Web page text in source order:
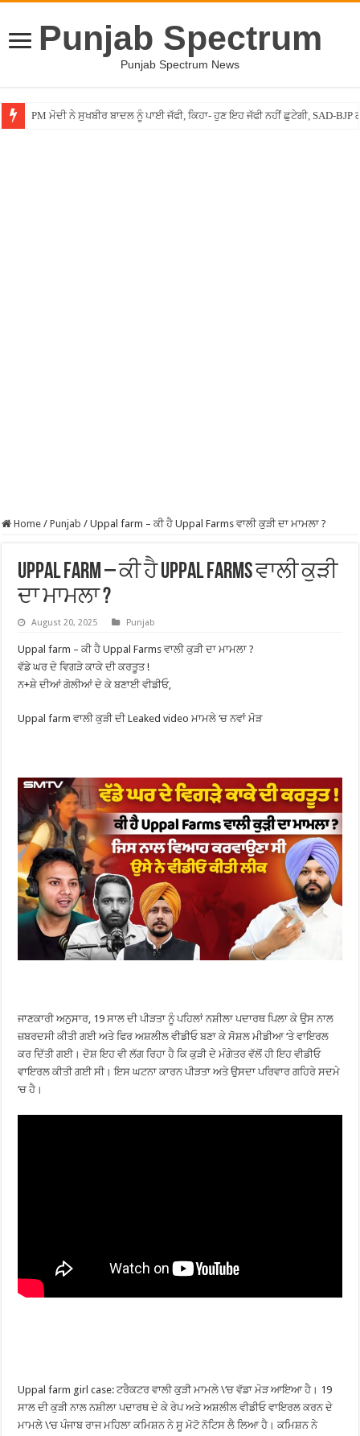
Punjab Spectrum
Punjab Spectrum News
PM ਮੋਦੀ ਨੇ ਸੁਖਬੀਰ ਬਾਦਲ ਨੂੰ ਪਾਈ ਜੱਫੀ, ਕਿਹਾ- ਹੁਣ ਇਹ ਜੱਫੀ ਨਹੀਂ ਛੁਟੇਗੀ, SAD-BJP
ਚੱਲਦੀ ਫਿਲਮ ”ਚ ਕਿਸੇ ਦਾ ਹੋਇਆ ਢਿੱਡ ਖਰਾਬ, ਗੈਸ ਛੱਡਦੇ ਹੀ ਖਾਲੀ ਹੋ ਗਿਆ ਸਿਨੇਮਾ,
Home / Punjab / Uppal farm – ਕੀ ਹੈ Uppal Farms ਵਾਲੀ ਕੁੜੀ ਦਾ ਮਾਮਲਾ ?
Uppal farm – ਕੀ ਹੈ Uppal Farms ਵਾਲੀ ਕੁੜੀ
ਦਾ ਮਾਮਲਾ ?
August 20, 2025 Punjab
Uppal farm – ਕੀ ਹੈ Uppal Farms ਵਾਲੀ ਕੁੜੀ ਦਾ ਮਾਮਲਾ ?
ਵੱਡੇ ਘਰ ਦੇ ਵਿਗੜੇ ਕਾਕੇ ਦੀ ਕਰਤੂਤ !
ਨ+ਸ਼ੇ ਦੀਆਂ ਗੋਲੀਆਂ ਦੇ ਕੇ ਬਣਾਈ ਵੀਡੀਓ,
Uppal farm ਵਾਲੀ ਕੁੜੀ ਦੀ Leaked video ਮਾਮਲੇ ‘ਚ ਨਵਾਂ ਮੋੜ
ਜਾਣਕਾਰੀ ਅਨੁਸਾਰ, 19 ਸਾਲ ਦੀ ਪੀੜਤਾ ਨੂੰ ਪਹਿਲਾਂ ਨਸ਼ੀਲਾ ਪਦਾਰਥ ਪਿਲਾ ਕੇ ਉਸ ਨਾਲ
ਜ਼ਬਰਦਸੀ ਕੀਤੀ ਗਈ ਅਤੇ ਫਿਰ ਅਸ਼ਲੀਲ ਵੀਡੀਓ ਬਣਾ ਕੇ ਸੋਸ਼ਲ ਮੀਡੀਆ ‘ਤੇ ਵਾਇਰਲ
ਕਰ ਦਿੱਤੀ ਗਈ। ਦੋਸ਼ ਇਹ ਵੀ ਲੱਗ ਰਿਹਾ ਹੈ ਕਿ ਕੁੜੀ ਦੇ ਮੰਗੇਤਰ ਵੱਲੋਂ ਹੀ ਇਹ ਵੀਡੀਓ
ਵਾਇਰਲ ਕੀਤੀ ਗਈ ਸੀ। ਇਸ ਘਟਨਾ ਕਾਰਨ ਪੀੜਤਾ ਅਤੇ ਉਸਦਾ ਪਰਿਵਾਰ ਗਹਿਰੇ ਸਦਮੇ
‘ਚ ਹੈ।
Uppal farm girl case: ਟਰੈਕਟਰ ਵਾਲੀ ਕੁੜੀ ਮਾਮਲੇ \‘ਚ ਵੱਡਾ ਮੋੜ ਆਇਆ ਹੈ। 19
ਸਾਲ ਦੀ ਕੁੜੀ ਨਾਲ ਨਸ਼ੀਲਾ ਪਦਾਰਥ ਦੇ ਕੇ ਰੇਪ ਅਤੇ ਅਸ਼ਲੀਲ ਵੀਡੀਓ ਵਾਇਰਲ ਕਰਨ ਦੇ
ਮਾਮਲੇ \‘ਚ ਪੰਜਾਬ ਰਾਜ ਮਹਿਲਾ ਕਮਿਸ਼ਨ ਨੇ ਸੂ ਮੋਟੋ ਨੋਟਿਸ ਲੈ ਲਿਆ ਹੈ। ਕਮਿਸ਼ਨ ਨੇ